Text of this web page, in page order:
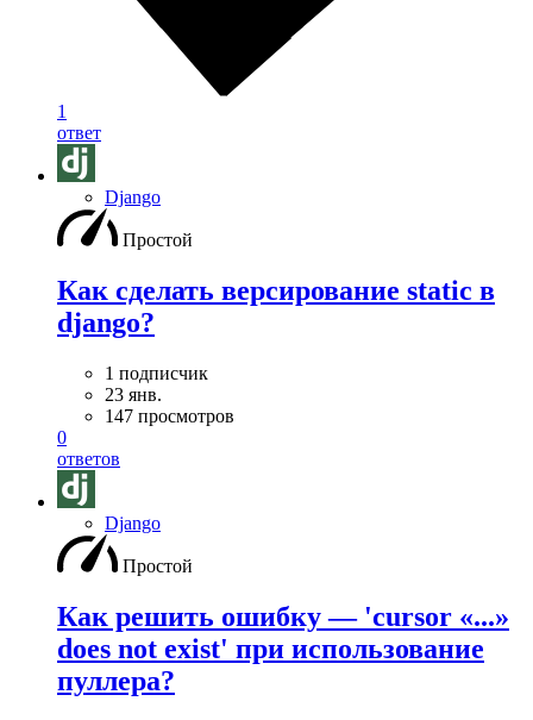
1
ответ
Django
Простой
Как сделать версирование static в
django?
1 подписчик
23 янв.
147 просмотров
0
ответов
Django
Простой
Как решить ошибку — 'cursor «...»
does not exist' при использование
пуллера?